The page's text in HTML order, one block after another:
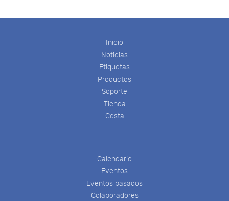
Inicio
Noticias
Etiquetas
Productos
Soporte
Tienda
Cesta
Calendario
Eventos
Eventos pasados
Colaboradores